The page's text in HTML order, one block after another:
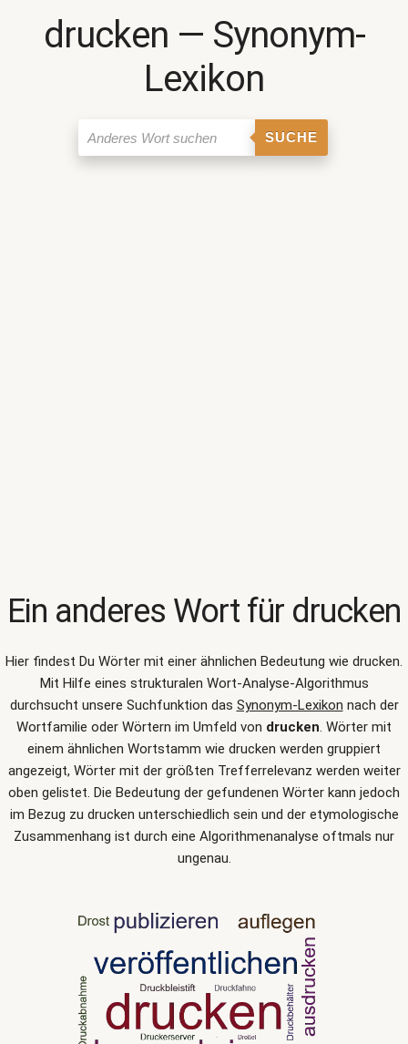
drucken ― Synonym-
Lexikon
SUCHE
Ein anderes Wort für drucken
Hier findest Du Wörter mit einer ähnlichen Bedeutung wie drucken.
Mit Hilfe eines strukturalen Wort-Analyse-Algorithmus
durchsucht unsere Suchfunktion das Synonym-Lexikon nach der
Wortfamilie oder Wörtern im Umfeld von drucken. Wörter mit
einem ähnlichen Wortstamm wie drucken werden gruppiert
angezeigt, Wörter mit der größten Trefferrelevanz werden weiter
oben gelistet. Die Bedeutung der gefundenen Wörter kann jedoch
im Bezug zu drucken unterschiedlich sein und der etymologische
Zusammenhang ist durch eine Algorithmenanalyse oftmals nur
ungenau.